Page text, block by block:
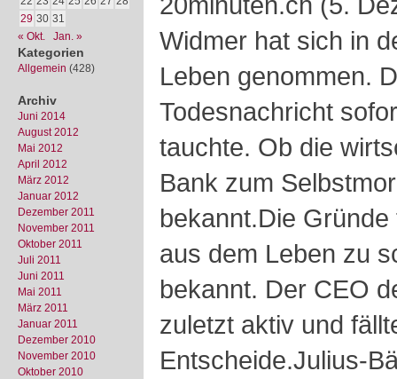
29 30 31
« Okt.
Jan. »
Kategorien
Allgemein (428)
Archiv
Juni 2014
August 2012
Mai 2012
April 2012
März 2012
Januar 2012
Dezember 2011
November 2011
Oktober 2011
Juli 2011
Juni 2011
Mai 2011
März 2011
Januar 2011
Dezember 2010
November 2010
Oktober 2010
Widmer hat sich in
Leben genommen.
Todesnachricht
tauchte. Ob die
Bank zum
bekannt.Die
aus dem Leben zu
bekannt. Der CEO
zuletzt aktiv und
Entscheide.Julius-